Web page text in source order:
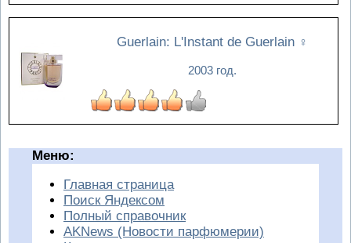
Guerlain: L'Instant de Guerlain ♀
2003 год.
Меню:
Главная страница
Поиск Яндексом
Полный справочник
AKNews (Новости парфюмерии)